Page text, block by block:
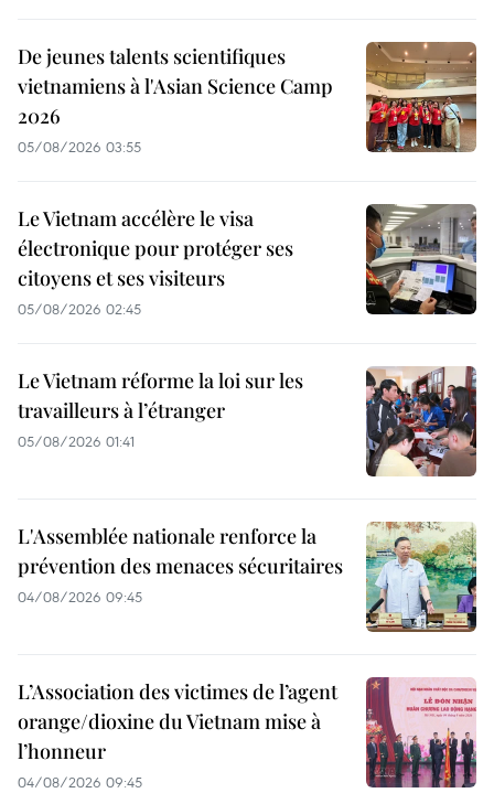
De jeunes talents scientifiques
vietnamiens à l'Asian Science Camp
2026
05/08/2026 03:55
Le Vietnam accélère le visa
électronique pour protéger ses
citoyens et ses visiteurs
05/08/2026 02:45
Le Vietnam réforme la loi sur les
travailleurs à l’étranger
05/08/2026 01:41
L'Assemblée nationale renforce la
prévention des menaces sécuritaires
04/08/2026 09:45
L’Association des victimes de l’agent
orange/dioxine du Vietnam mise à
l’honneur
04/08/2026 09:45